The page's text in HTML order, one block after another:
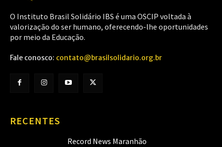
O Instituto Brasil Solidário IBS é uma OSCIP voltada à
valorização do ser humano, oferecendo-lhe oportunidades
por meio da Educação.
Fale conosco: contato@brasilsolidario.org.br
RECENTES
Record News Maranhão